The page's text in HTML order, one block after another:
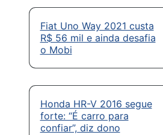
Fiat Uno Way 2021 custa
R$ 56 mil e ainda desafia
o Mobi
Honda HR-V 2016 segue
forte: “É carro para
confiar”, diz dono